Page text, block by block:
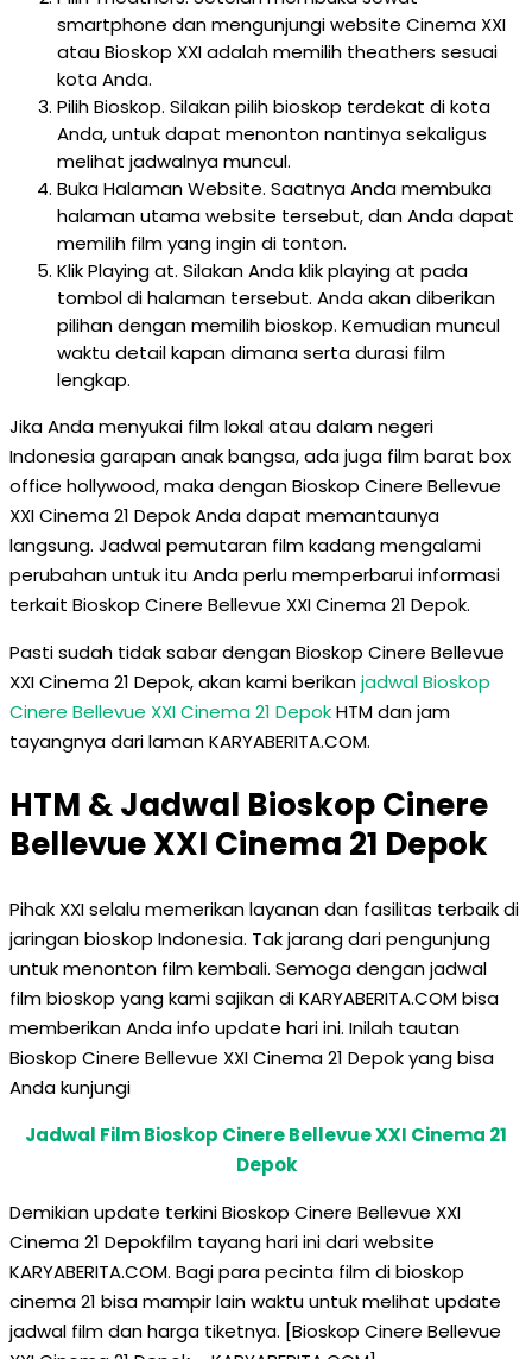
smartphone dan mengunjungi website Cinema XXI
atau Bioskop XXI adalah memilih theathers sesuai
kota Anda.
Pilih Bioskop. Silakan pilih bioskop terdekat di kota
Anda, untuk dapat menonton nantinya sekaligus
melihat jadwalnya muncul.
Buka Halaman Website. Saatnya Anda membuka
halaman utama website tersebut, dan Anda dapat
memilih film yang ingin di tonton.
Klik Playing at. Silakan Anda klik playing at pada
tombol di halaman tersebut. Anda akan diberikan
pilihan dengan memilih bioskop. Kemudian muncul
waktu detail kapan dimana serta durasi film
lengkap.
Jika Anda menyukai film lokal atau dalam negeri
Indonesia garapan anak bangsa, ada juga film barat box
office hollywood, maka dengan Bioskop Cinere Bellevue
XXI Cinema 21 Depok Anda dapat memantaunya
langsung. Jadwal pemutaran film kadang mengalami
perubahan untuk itu Anda perlu memperbarui informasi
terkait Bioskop Cinere Bellevue XXI Cinema 21 Depok.
Pasti sudah tidak sabar dengan Bioskop Cinere Bellevue
XXI Cinema 21 Depok, akan kami berikanjadwal Bioskop
Cinere Bellevue XXI Cinema 21 DepokHTM dan jam
tayangnya dari laman KARYABERITA.COM.
HTM & Jadwal Bioskop Cinere
Bellevue XXI Cinema 21 Depok
Pihak XXI selalu memerikan layanan dan fasilitas terbaik di
jaringan bioskop Indonesia. Tak jarang dari pengunjung
untuk menonton film kembali. Semoga dengan jadwal
film bioskop yang kami sajikan di KARYABERITA.COM bisa
memberikan Anda info update hari ini. Inilah tautan
Bioskop Cinere Bellevue XXI Cinema 21 Depok yang bisa
Anda kunjungi
Jadwal Film Bioskop Cinere Bellevue XXI Cinema 21
Depok
Demikian update terkini Bioskop Cinere Bellevue XXI
Cinema 21 Depokfilm tayang hari ini dari website
KARYABERITA.COM. Bagi para pecinta film di bioskop
cinema 21 bisa mampir lain waktu untuk melihat update
jadwal film dan harga tiketnya. [Bioskop Cinere Bellevue